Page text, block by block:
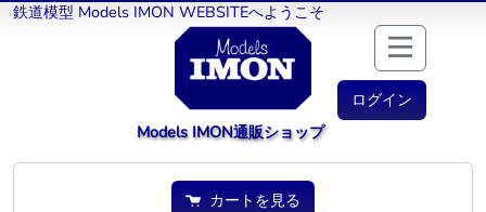
鉄道模型 Models IMON WEBSITEへようこそ
ログイン
Models IMON通販ショップ
カートを見る